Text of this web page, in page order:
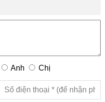
Anh Chị